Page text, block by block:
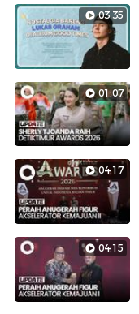
03:35
01:07
04:17
04:15